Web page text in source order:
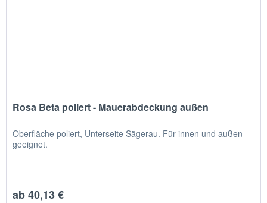
Rosa Beta poliert - Mauerabdeckung außen
Oberfläche poliert, Unterseite Sägerau. Für innen und außen
geeignet.
ab 40,13 €